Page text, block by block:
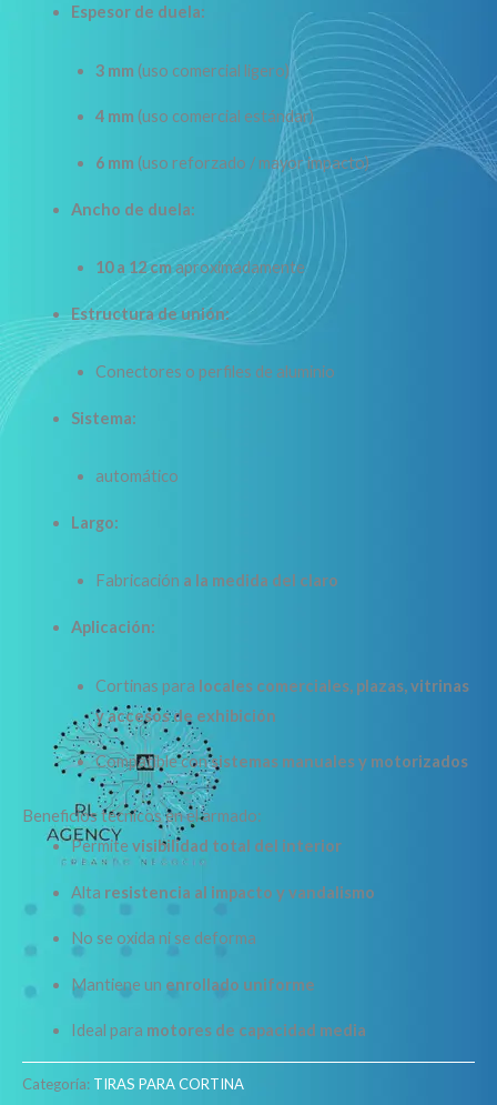
Espesor de duela:
3 mm (uso comercial ligero)
4 mm (uso comercial estándar)
6 mm (uso reforzado / mayor impacto)
Ancho de duela:
10 a 12 cm aproximadamente
Estructura de unión:
Conectores o perfiles de aluminio
Sistema:
automático
Largo:
Fabricación a la medida del claro
Aplicación:
Cortinas para locales comerciales, plazas, vitrinas
y accesos de exhibición
Compatible consistemas manuales y motorizados
Beneficios técnicos en el armado:
Permite visibilidad total del interior
Alta resistencia al impacto y vandalismo
No se oxida ni se deforma
Mantiene un enrollado uniforme
Ideal para motores de capacidad media
Categoría: TIRAS PARA CORTINA